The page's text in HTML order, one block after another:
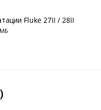
Fluke 27II / 28II